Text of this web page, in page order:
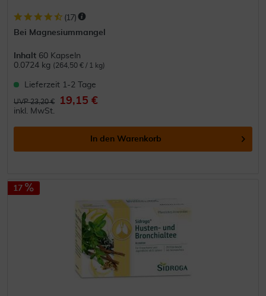
(17)
Bei Magnesiummangel
Inhalt 60 Kapseln
0.0724 kg (264,50 € / 1 kg)
Lieferzeit 1-2 Tage
UVP 23,20 € 19,15 €
inkl. MwSt.
In den Warenkorb
17